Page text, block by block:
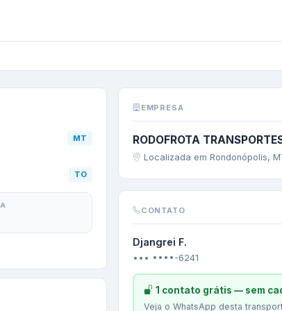
Nacional/TO—
MT
TO
EMPRESA
RODOFROTA
Localizada em Rondonópolis,
CONTATO
Djangrei F.
••• ••••-6241
1 contato grátis — sem
Veja o WhatsApp desta